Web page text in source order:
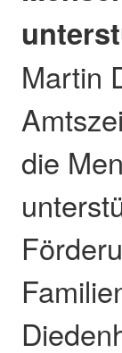
Martin
die